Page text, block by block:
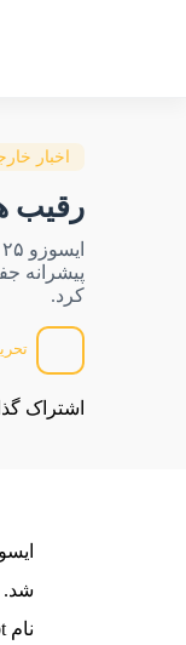
اخبار
رقیب
کرد.
اشتراک
شد.
نام D-MAX BEV Concept ارائه کرده است.